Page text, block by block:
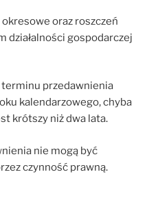
oraz roszczeń
działalności gospodarczej
terminu przedawnienia
kalendarzowego, chyba
krótszy niż dwa lata.
nie mogą być
czynność prawną.